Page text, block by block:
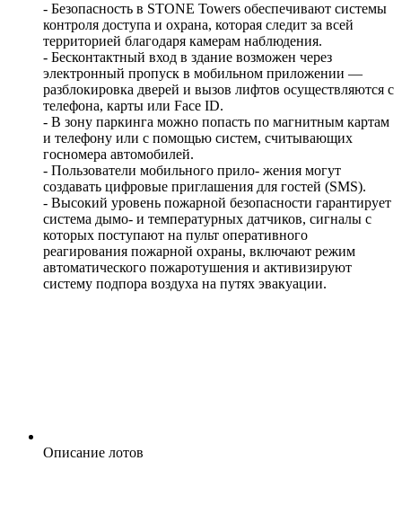
- Безопасность в STONE Towers обеспечивают системы
контроля доступа и охрана, которая следит за всей
территорией благодаря камерам наблюдения.
- Бесконтактный вход в здание возможен через
электронный пропуск в мобильном приложении —
разблокировка дверей и вызов лифтов осуществляются с
телефона, карты или Face ID.
- В зону паркинга можно попасть по магнитным картам
и телефону или с помощью систем, считывающих
госномера автомобилей.
- Пользователи мобильного прило- жения могут
создавать цифровые приглашения для гостей (SMS).
- Высокий уровень пожарной безопасности гарантирует
система дымо- и температурных датчиков, сигналы с
которых поступают на пульт оперативного
реагирования пожарной охраны, включают режим
автоматического пожаротушения и активизируют
систему подпора воздуха на путях эвакуации.
Описание лотов